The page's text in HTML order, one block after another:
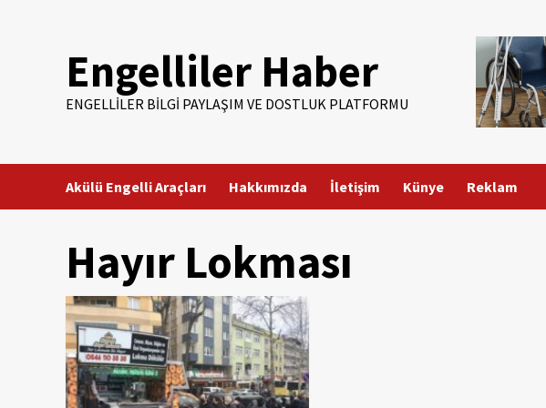
Engelliler Haber
ENGELLILER BILGI PAYLAŞIM VE DOSTLUK PLATFORMU
Akülü Engelli Araçları Hakkımızda İletişim Künye Reklam
Hayır Lokması